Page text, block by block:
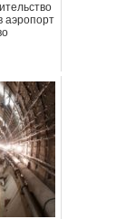
аэропорт